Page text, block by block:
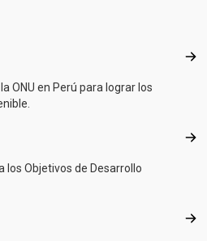
ONU en Perú para lograr los
los Objetivos de Desarrollo